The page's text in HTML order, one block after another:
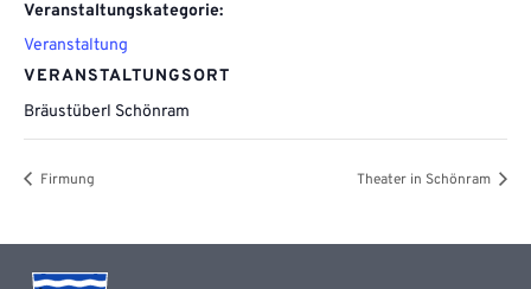
Veranstaltungskategorie:
Veranstaltung
VERANSTALTUNGSORT
Bräustüberl Schönram
Firmung Theater in Schönram